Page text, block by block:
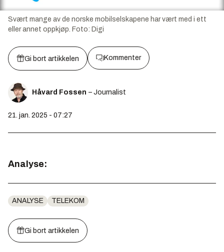
Svært mange av de norske mobilselskapene har vært med i ett
eller annet oppkjøp. Foto: Digi
Gi bort artikkelen Kommenter
Håvard Fossen – Journalist
21. jan. 2025 - 07:27
Analyse:
ANALYSE TELEKOM
Gi bort artikkelen